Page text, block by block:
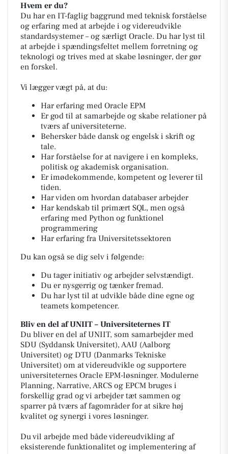
Hvem er du?
Du har en IT-faglig baggrund med teknisk forståelse
og erfaring med at arbejde i og videreudvikle
standardsystemer – og særligt Oracle. Du har lyst til
at arbejde i spændingsfeltet mellem forretning og
teknologi og trives med at skabe løsninger, der gør
en forskel.
Vi lægger vægt på, at du:
Har erfaring med Oracle EPM
Er god til at samarbejde og skabe relationer på
tværs af universiteterne.
Behersker både dansk og engelsk i skrift og
tale.
Har forståelse for at navigere i en kompleks,
politisk og akademisk organisation.
Er imødekommende, kompetent og leverer til
tiden.
Har viden om hvordan databaser arbejder
Har kendskab til primært SQL, men også
erfaring med Python og funktionel
programmering
Har erfaring fra Universitetssektoren
Du kan også se dig selv i følgende:
Du tager initiativ og arbejder selvstændigt.
Du er nysgerrig og tænker fremad.
Du har lyst til at udvikle både dine egne og
teamets kompetencer.
Bliv en del af UNIIT – Universiteternes IT
Du bliver en del af UNIIT, som samarbejder med
SDU (Syddansk Universitet), AAU (Aalborg
Universitet) og DTU (Danmarks Tekniske
Universitet) om at videreudvikle og supportere
universiteternes Oracle EPM-løsninger. Modulerne
Planning, Narrative, ARCS og EPCM bruges i
forskellig grad og vi arbejder tæt sammen og
sparrer på tværs af fagområder for at sikre høj
kvalitet og synergi i vores løsninger.
Du vil arbejde med både videreudvikling af
eksisterende funktionalitet og implementering af